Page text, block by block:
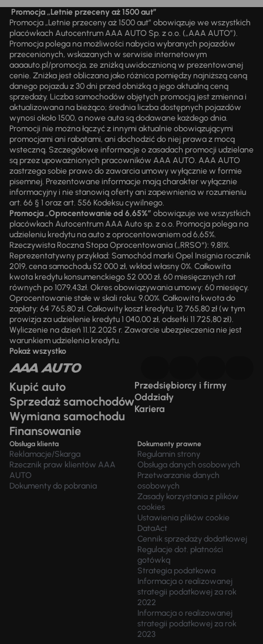
Promocja „Letnie przeceny aż 1500 aut”
Promocja „Letnie przeceny aż 1500 aut” obowiązuje we wszystkich
placówkach Autocentrum AAA AUTO Sp. z o.o. („AAA AUTO”).
Promocja polega na możliwości nabycia wybranych pojazdów
przecenionych, wskazanych w serwisie internetowym
aaaauto.pl/promocja, ze zniżką uwidocznioną w prezentowanej
cenie. Zniżka jest obliczana jako różnica pomiędzy najniższą ceną
danego pojazdu z 30 dni przed obniżką a jego aktualną ceną
sprzedaży. Liczba samochodów objętych promocją jest zmienna i
aktualizowana na bieżąco; średnia liczba dostępnych pojazdów
wynosi około 1500, a nowe auta są dodawane każdego dnia.
Promocji nie można łączyć z innymi aktualnie obowiązującymi
promocjami ani rabatami, ani dochodzić do niej prawa z mocą
wsteczną. Szczegółowe informacje o zasadach promocji udzielane
są przez upoważnionych pracowników AAA AUTO. AAA AUTO
zastrzega sobie prawo do zawarcia umowy wyłącznie w formie
pisemnej. Prezentowane informacje mają charakter wyłącznie
informacyjny i nie stanowią oferty ani zapewnienia w rozumieniu
art. 66 § 1 oraz art. 556 Kodeksu cywilnego.
Promocja „Oprocentowanie od 6,65%” obowiązuje we wszystkich
placówkach Autocentrum AAA Auto sp. z o.o. Promocja polega na
udzieleniu kredytu na auto z oprocentowaniem od 6,65%.
Rzeczywista Roczna Stopa Oprocentowania („RRSO“): 9,81%.
Reprezentatywny przykład: Samochód marki Opel Insignia rocznik
2019, cena samochodu 52 000 zł, wkład własny 0%. Całkowita
kwota kredytu konsumenckiego 52 000 zł, 60 miesięcznych rat
równych po 1079,43zł. Okres obowiązywania umowy: 60 miesięcy.
Oprocentowanie stałe w skali roku: 9,00%. Całkowita kwota do
zapłaty: 64 765,80 zł. Całkowity koszt kredytu: 12 765,80 zł (w tym
prowizja za udzielenie kredytu 1 040,00 zł, odsetki 11 725,80 zł).
Wyliczenie na dzień 11.12.2025 r. Zawarcie ubezpieczenia nie jest
warunkiem udzielenia kredytu.
Pokaż wszystko
Kupić auto
Sprzedaż samochodów
Wymiana samochodu
Finansowanie
Przedsiębiorcy i firmy
Oddziały
Kariera
Obsługa klienta
Reklamacje/Skarga
Rzecznik praw klientów AAA
AUTO
Dokumenty do pobrania
Dokumenty prawne
Regulamin strony
Obsługa danych osobowych
Przetwarzanie danych
osobowych
Zasady korzystania z plików
cookies
Ustawienia plików cookie
DataAct
Cennik sprzedaży dodatkowej
Regulacje dot. płatności
gotówką
Strategia podatkowa
Informacja o realizowanej
strategii podatkowej za rok
2022
Informacja o realizowanej
strategii podatkowej za rok
2023